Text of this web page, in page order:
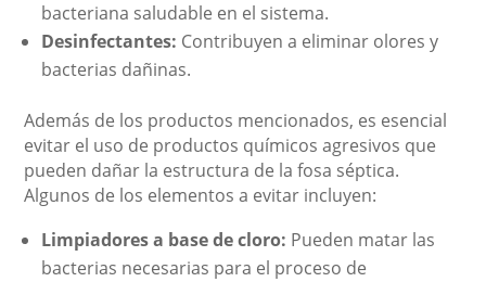
bacteriana saludable en el sistema.
Desinfectantes: Contribuyen a eliminar olores y
bacterias dañinas.
Además de los productos mencionados, es esencial
evitar el uso de productos químicos agresivos que
pueden dañar la estructura de la fosa séptica.
Algunos de los elementos a evitar incluyen:
Limpiadores a base de cloro: Pueden matar las
bacterias necesarias para el proceso de